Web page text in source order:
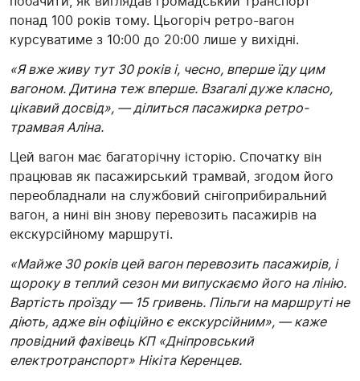
понад 100 років тому. Цьогоріч ретро-вагон
курсуватиме з 10:00 до 20:00 лише у вихідні.
«Я вже живу тут 30 років і, чесно, вперше їду цим
вагоном. Дитина теж вперше. Взагалі дуже класно,
цікавий досвід», — ділиться пасажирка ретро-
трамвая Аліна.
Цей вагон має багаторічну історію. Спочатку він
працював як пасажирський трамвай, згодом його
переобладнали на службовий снігоприбиральний
вагон, а нині він знову перевозить пасажирів на
екскурсійному маршруті.
«Майже 30 років цей вагон перевозить пасажирів, і
щороку в теплий сезон ми випускаємо його на лінію.
Вартість проїзду — 15 гривень. Пільги на маршруті не
діють, адже він офіційно є екскурсійним», — каже
провідний фахівець КП «Дніпровський
електротранспорт» Нікіта Керенцев.